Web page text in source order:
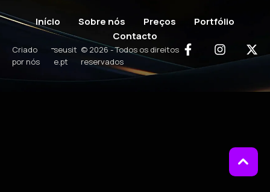
Início Sobre nós Preços
Portfólio
Contacto
Criado
por nós
-seusit
e.pt
© 2026 - Todos os direitos
reservados